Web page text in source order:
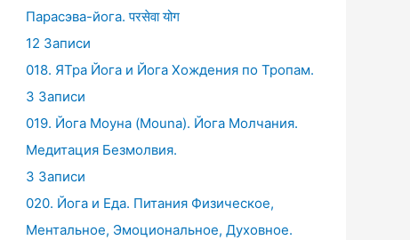
Парасэва-йога. परसेवा योग
12 Записи
018. ЯТра Йога и Йога Хождения по Тропам.
3 Записи
019. Йога Моуна (Mouna). Йога Молчания.
Медитация Безмолвия.
3 Записи
020. Йога и Еда. Питания Физическое,
Ментальное, Эмоциональное, Духовное.